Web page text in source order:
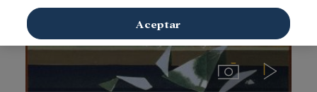
ImágenesVideos
Aceptar